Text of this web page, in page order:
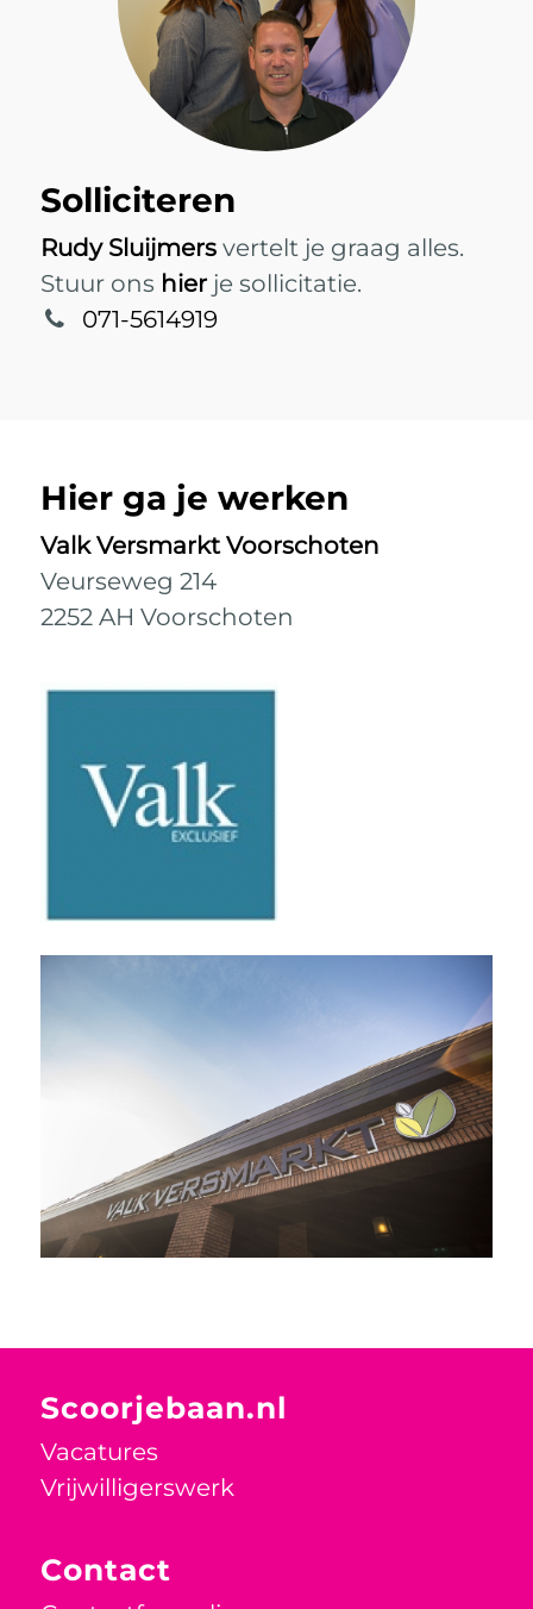
Solliciteren
Rudy Sluijmersvertelt je graag alles.
Stuur ons hier je sollicitatie.
071-5614919
Hier ga je werken
Valk Versmarkt Voorschoten
Veurseweg 214
2252 AH Voorschoten
Scoorjebaan.nl
Vacatures
Vrijwilligerswerk
Contact